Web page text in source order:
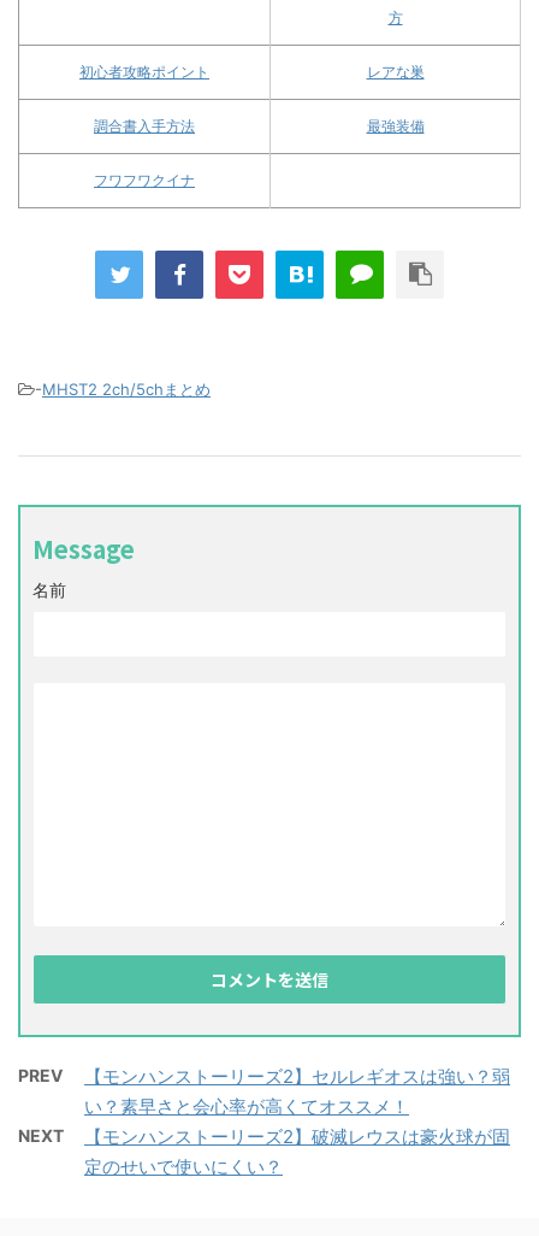
方
初心者攻略ポイント レアな巣
調合書入手方法 最強装備
フワフワクイナ
-MHST2 2ch/5chまとめ
Message
名前
PREV
【モンハンストーリーズ2】セルレギオスは強い？弱
い？素早さと会心率が高くてオススメ！
NEXT
【モンハンストーリーズ2】破滅レウスは豪火球が固
定のせいで使いにくい？